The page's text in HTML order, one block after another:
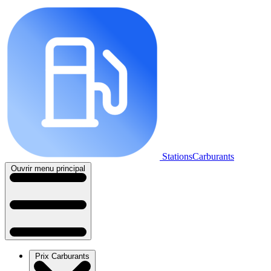
StationsCarburants
Ouvrir menu principal
Prix Carburants